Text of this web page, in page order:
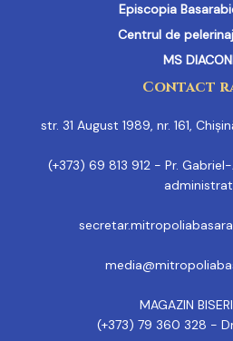
Episcopia
Centrul de pelerinaj
MS
Contact
str. 31 August 1989, nr. 161,
(+373) 69 813 912 - Pr.
MAGAZIN
(+373) 79 360 328 -